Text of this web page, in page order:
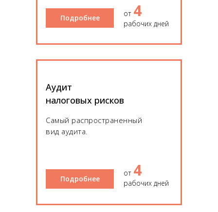
Подробнее 4
от
рабочих дней
Подробнее
Аудит
налоговых рисков
Самый распространенный
вид аудита.
4
от
рабочих дней